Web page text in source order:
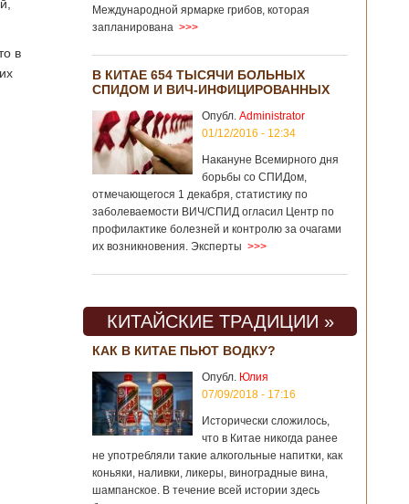
в
Международной ярмарке грибов, которая
запланирована >>>
В КИТАЕ 654 ТЫСЯЧИ БОЛЬНЫХ
СПИДОМ И ВИЧ-ИНФИЦИРОВАННЫХ
Опубл. Administrator
01/12/2016 - 12:34
Накануне Всемирного дня
борьбы со СПИДом,
отмечающегося 1 декабря, статистику по
заболеваемости ВИЧ/СПИД огласил Центр по
профилактике болезней и контролю за очагами
их возникновения. Эксперты >>>
КИТАЙСКИЕ ТРАДИЦИИ »
КАК В КИТАЕ ПЬЮТ ВОДКУ?
Опубл. Юлия
07/09/2018 - 17:16
Исторически сложилось,
что в Китае никогда ранее
не употребляли такие алкогольные напитки, как
коньяки, наливки, ликеры, виноградные вина,
шампанское. В течение всей истории здесь